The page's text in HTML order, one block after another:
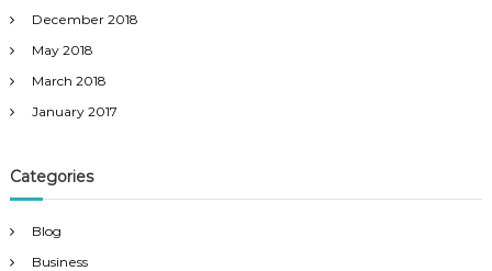
December 2018
May 2018
March 2018
January 2017
Categories
Blog
Business